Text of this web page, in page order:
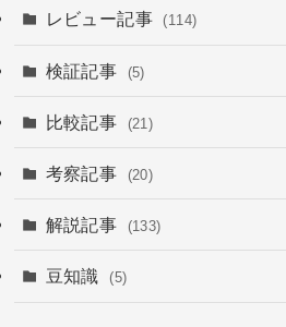
レビュー記事 (114)
検証記事 (5)
比較記事 (21)
考察記事 (20)
解説記事 (133)
豆知識 (5)